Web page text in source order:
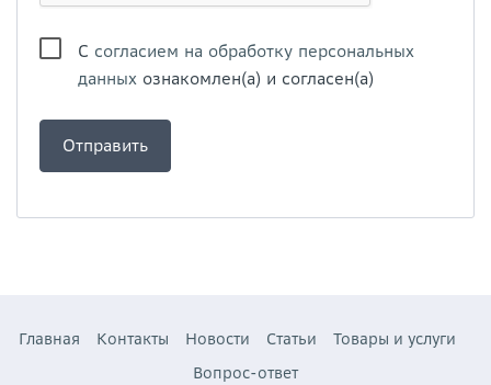
С согласием на обработку персональных
данных ознакомлен(а) и согласен(а)
Главная Контакты Новости Статьи
Товары и услуги
Вопрос-ответ